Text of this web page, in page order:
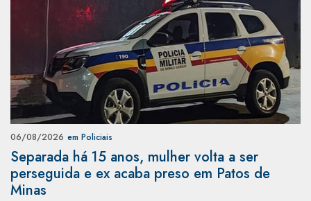
06/08/2026 em Policiais
Separada há 15 anos, mulher volta a ser
perseguida e ex acaba preso em Patos de
Minas